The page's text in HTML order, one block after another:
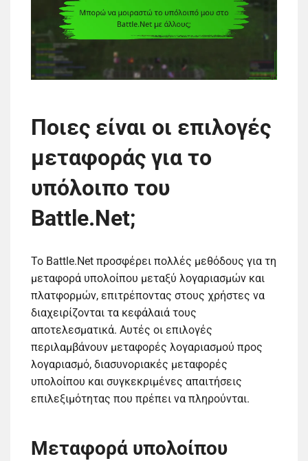
Ποιες είναι οι επιλογές
μεταφοράς για το
υπόλοιπο του
Battle.Net;
Το Battle.Net προσφέρει πολλές μεθόδους για τη
μεταφορά υπολοίπου μεταξύ λογαριασμών και
πλατφορμών, επιτρέποντας στους χρήστες να
διαχειρίζονται τα κεφάλαιά τους
αποτελεσματικά. Αυτές οι επιλογές
περιλαμβάνουν μεταφορές λογαριασμού προς
λογαριασμό, διασυνοριακές μεταφορές
υπολοίπου και συγκεκριμένες απαιτήσεις
επιλεξιμότητας που πρέπει να πληρούνται.
Μεταφορά υπολοίπου